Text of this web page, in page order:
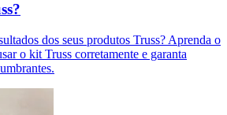
dos seus produtos Truss? Aprenda o
o kit Truss corretamente e garanta